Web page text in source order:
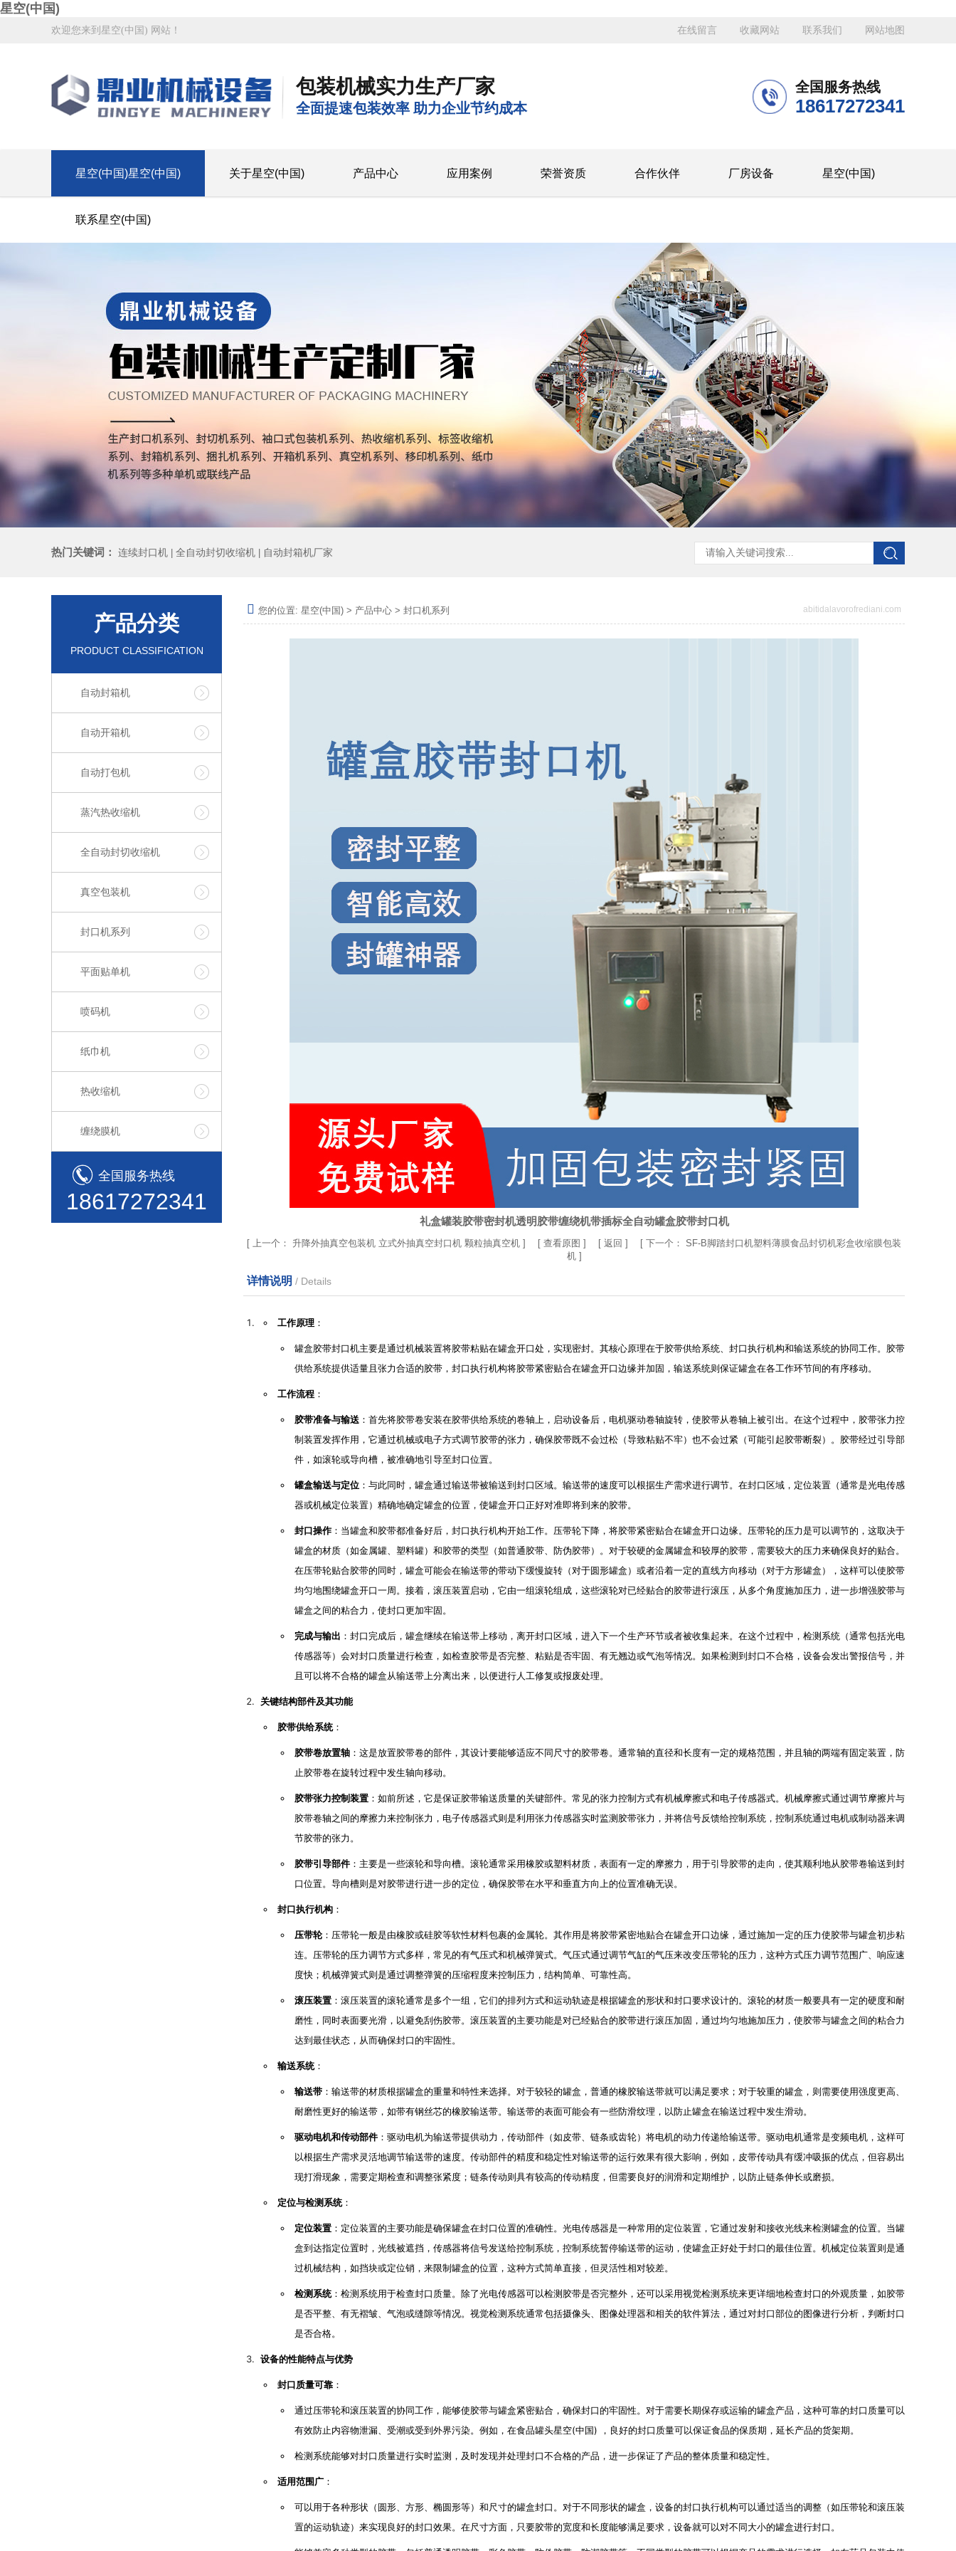
星空(中国)
在线留言 收藏网站 联系我们 网站地图
欢迎您来到星空(中国) 网站！
包装机械实力生产厂家
全面提速包装效率 助力企业节约成本
全国服务热线
18617272341
星空(中国)星空(中国) 关于星空(中国) 产品中心 应用案例 荣誉资质 合作伙伴 厂房设备 星空(中国)
联系星空(中国)
热门关键词： 连续封口机 全自动封切收缩机 自动封箱机厂家
产品分类
PRODUCT CLASSIFICATION
自动封箱机
自动开箱机
自动打包机
蒸汽热收缩机
全自动封切收缩机
真空包装机
封口机系列
平面贴单机
喷码机
纸巾机
热收缩机
缠绕膜机
全国服务热线
18617272341
您的位置: 星空(中国) > 产品中心 > 封口机系列 abitidalavorofrediani.com
礼盒罐装胶带密封机透明胶带缠绕机带插标全自动罐盒胶带封口机
[ 上一个： 升降外抽真空包装机 立式外抽真空封口机 颗粒抽真空机 ] [ 查看原图 ] [ 返回 ] [ 下一个： SF-B脚踏封口机塑料薄膜食品封切机彩盒收缩膜包装
机]
详情说明 / Details
工作原理 ：
罐盒胶带封口机主要是通过机械装置将胶带粘贴在罐盒开口处，实现密封。其核心原理在于胶带供给系统、封口执行机构和输送系统的协同工作。胶带
供给系统提供适量且张力合适的胶带，封口执行机构将胶带紧密贴合在罐盒开口边缘并加固，输送系统则保证罐盒在各工作环节间的有序移动。
工作流程 ：
胶带准备与输送 ：首先将胶带卷安装在胶带供给系统的卷轴上，启动设备后，电机驱动卷轴旋转，使胶带从卷轴上被引出。在这个过程中，胶带张力控
制装置发挥作用，它通过机械或电子方式调节胶带的张力，确保胶带既不会过松（导致粘贴不牢）也不会过紧（可能引起胶带断裂）。胶带经过引导部
件，如滚轮或导向槽，被准确地引导至封口位置。
罐盒输送与定位 ：与此同时，罐盒通过输送带被输送到封口区域。输送带的速度可以根据生产需求进行调节。在封口区域，定位装置（通常是光电传感
器或机械定位装置）精确地确定罐盒的位置，使罐盒开口正好对准即将到来的胶带。
封口操作 ：当罐盒和胶带都准备好后，封口执行机构开始工作。压带轮下降，将胶带紧密贴合在罐盒开口边缘。压带轮的压力是可以调节的，这取决于
罐盒的材质（如金属罐、塑料罐）和胶带的类型（如普通胶带、防伪胶带）。对于较硬的金属罐盒和较厚的胶带，需要较大的压力来确保良好的贴合。
在压带轮贴合胶带的同时，罐盒可能会在输送带的带动下缓慢旋转（对于圆形罐盒）或者沿着一定的直线方向移动（对于方形罐盒），这样可以使胶带
均匀地围绕罐盒开口一周。接着，滚压装置启动，它由一组滚轮组成，这些滚轮对已经贴合的胶带进行滚压，从多个角度施加压力，进一步增强胶带与
罐盒之间的粘合力，使封口更加牢固。
完成与输出 ：封口完成后，罐盒继续在输送带上移动，离开封口区域，进入下一个生产环节或者被收集起来。在这个过程中，检测系统（通常包括光电
传感器等）会对封口质量进行检查，如检查胶带是否完整、粘贴是否牢固、有无翘边或气泡等情况。如果检测到封口不合格，设备会发出警报信号，并
且可以将不合格的罐盒从输送带上分离出来，以便进行人工修复或报废处理。
关键结构部件及其功能
胶带供给系统：
胶带卷放置轴 ：这是放置胶带卷的部件，其设计要能够适应不同尺寸的胶带卷。通常轴的直径和长度有一定的规格范围，并且轴的两端有固定装置，防
止胶带卷在旋转过程中发生轴向移动。
胶带张力控制装置 ：如前所述，它是保证胶带输送质量的关键部件。常见的张力控制方式有机械摩擦式和电子传感器式。机械摩擦式通过调节摩擦片与
胶带卷轴之间的摩擦力来控制张力，电子传感器式则是利用张力传感器实时监测胶带张力，并将信号反馈给控制系统，控制系统通过电机或制动器来调
节胶带的张力。
胶带引导部件 ：主要是一些滚轮和导向槽。滚轮通常采用橡胶或塑料材质，表面有一定的摩擦力，用于引导胶带的走向，使其顺利地从胶带卷输送到封
口位置。导向槽则是对胶带进行进一步的定位，确保胶带在水平和垂直方向上的位置准确无误。
封口执行机构 ：
压带轮 ：压带轮一般是由橡胶或硅胶等软性材料包裹的金属轮。其作用是将胶带紧密地贴合在罐盒开口边缘，通过施加一定的压力使胶带与罐盒初步粘
连。压带轮的压力调节方式多样，常见的有气压式和机械弹簧式。气压式通过调节气缸的气压来改变压带轮的压力，这种方式压力调节范围广、响应速
度快；机械弹簧式则是通过调整弹簧的压缩程度来控制压力，结构简单、可靠性高。
滚压装置 ：滚压装置的滚轮通常是多个一组，它们的排列方式和运动轨迹是根据罐盒的形状和封口要求设计的。滚轮的材质一般要具有一定的硬度和耐
磨性，同时表面要光滑，以避免刮伤胶带。滚压装置的主要功能是对已经贴合的胶带进行滚压加固，通过均匀地施加压力，使胶带与罐盒之间的粘合力
达到最佳状态，从而确保封口的牢固性。
输送系统：
输送带 ：输送带的材质根据罐盒的重量和特性来选择。对于较轻的罐盒，普通的橡胶输送带就可以满足要求；对于较重的罐盒，则需要使用强度更高、
耐磨性更好的输送带，如带有钢丝芯的橡胶输送带。输送带的表面可能会有一些防滑纹理，以防止罐盒在输送过程中发生滑动。
驱动电机和传动部件 ：驱动电机为输送带提供动力，传动部件（如皮带、链条或齿轮）将电机的动力传递给输送带。驱动电机通常是变频电机，这样可
以根据生产需求灵活地调节输送带的速度。传动部件的精度和稳定性对输送带的运行效果有很大影响，例如，皮带传动具有缓冲吸振的优点，但容易出
现打滑现象，需要定期检查和调整张紧度；链条传动则具有较高的传动精度，但需要良好的润滑和定期维护，以防止链条伸长或磨损。
定位与检测系统：
定位装置 ：定位装置的主要功能是确保罐盒在封口位置的准确性。光电传感器是一种常用的定位装置，它通过发射和接收光线来检测罐盒的位置。当罐
盒到达指定位置时，光线被遮挡，传感器将信号发送给控制系统，控制系统暂停输送带的运动，使罐盒正好处于封口的最佳位置。机械定位装置则是通
过机械结构，如挡块或定位销，来限制罐盒的位置，这种方式简单直接，但灵活性相对较差。
检测系统：检测系统用于检查封口质量。除了光电传感器可以检测胶带是否完整外，还可以采用视觉检测系统来更详细地检查封口的外观质量，如胶带
是否平整、有无褶皱、气泡或缝隙等情况。视觉检测系统通常包括摄像头、图像处理器和相关的软件算法，通过对封口部位的图像进行分析，判断封口
是否合格。
设备的性能特点与优势
封口质量可靠 ：
通过压带轮和滚压装置的协同工作，能够使胶带与罐盒紧密贴合，确保封口的牢固性。对于需要长期保存或运输的罐盒产品，这种可靠的封口质量可以
有效防止内容物泄漏、受潮或受到外界污染。例如，在食品罐头星空(中国) ，良好的封口质量可以保证食品的保质期，延长产品的货架期。
检测系统能够对封口质量进行实时监测，及时发现并处理封口不合格的产品，进一步保证了产品的整体质量和稳定性。
适用范围广 ：
可以用于各种形状（圆形、方形、椭圆形等）和尺寸的罐盒封口。对于不同形状的罐盒，设备的封口执行机构可以通过适当的调整（如压带轮和滚压装
置的运动轨迹）来实现良好的封口效果。在尺寸方面，只要胶带的宽度和长度能够满足要求，设备就可以对不同大小的罐盒进行封口。